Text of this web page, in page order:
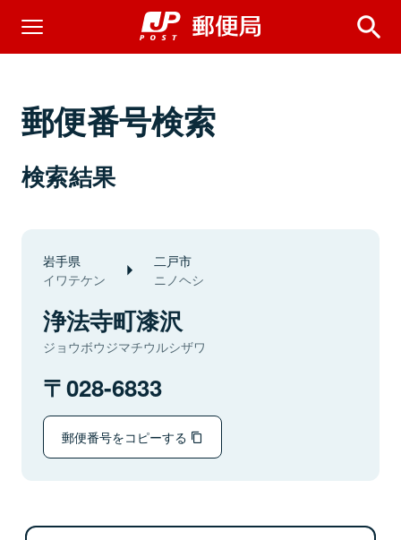
郵便番号検索
検索結果
岩手県
イワテケン
二戸市
ニノヘシ
浄法寺町漆沢
ジョウボウジマチウルシザワ
028-6833
郵便番号をコピーする